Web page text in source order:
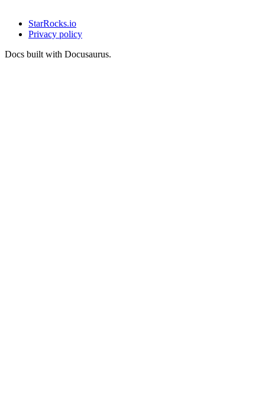
StarRocks.io
Privacy policy
Docs built with Docusaurus.